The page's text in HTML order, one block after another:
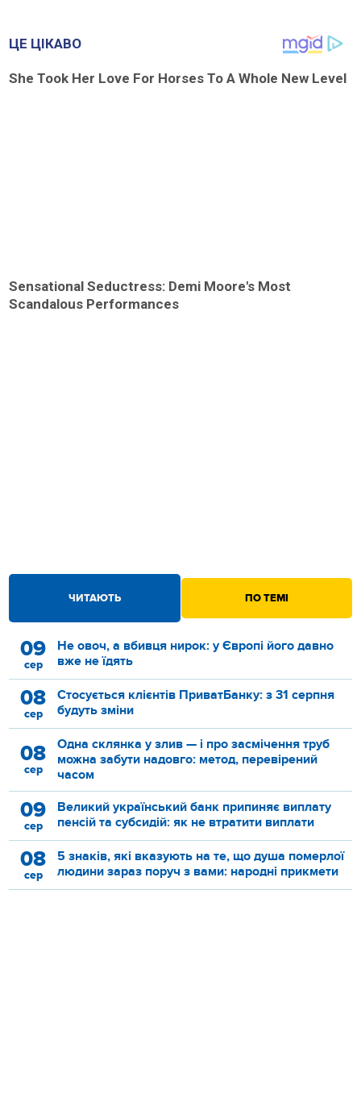
ЧИТАЮТЬ ПО ТЕМІ
09
сер
Не овоч, а вбивця нирок: у Європі його давно
вже не їдять
08
сер
Стосується клієнтів ПриватБанку: з 31 серпня
будуть зміни
08
сер
Одна склянка у злив — і про засмічення труб
можна забути надовго: метод, перевірений
часом
09
сер
Великий український банк припиняє виплату
пенсій та субсидій: як не втратити виплати
08
сер
5 знаків, які вказують на те, що душа померлої
людини зараз поруч з вами: народні прикмети
ЦЕ ЦІКАВО
She Took Her Love For Horses To A Whole New Level
Sensational Seductress: Demi Moore's Most
Scandalous Performances